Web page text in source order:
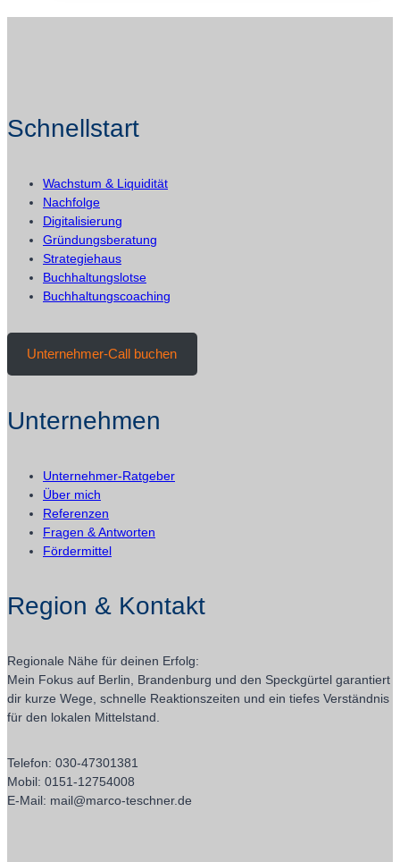
Schnellstart
Wachstum & Liquidität
Nachfolge
Digitalisierung
Gründungsberatung
Strategiehaus
Buchhaltungslotse
Buchhaltungscoaching
Unternehmer-Call buchen
Unternehmen
Unternehmer-Ratgeber
Über mich
Referenzen
Fragen & Antworten
Fördermittel
Region & Kontakt
Regionale Nähe für deinen Erfolg:
Mein Fokus auf Berlin, Brandenburg und den Speckgürtel garantiert
dir kurze Wege, schnelle Reaktionszeiten und ein tiefes Verständnis
für den lokalen Mittelstand.
Telefon: 030-47301381
Mobil: 0151-12754008
E-Mail: mail@marco-teschner.de